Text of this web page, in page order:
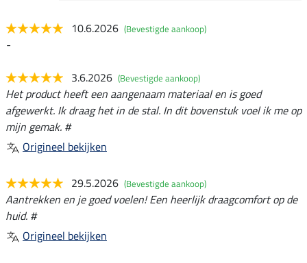
10.6.2026 (Bevestigde aankoop)
-
3.6.2026 (Bevestigde aankoop)
Het product heeft een aangenaam materiaal en is goed
afgewerkt. Ik draag het in de stal. In dit bovenstuk voel ik me op
mijn gemak. #
Origineel bekijken
29.5.2026 (Bevestigde aankoop)
Aantrekken en je goed voelen! Een heerlijk draagcomfort op de
huid. #
Origineel bekijken